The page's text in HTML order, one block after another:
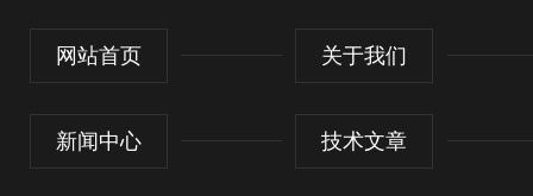
网站首页 关于我们
新闻中心 技术文章